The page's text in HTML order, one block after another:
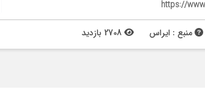
https://
منبع : ایراس